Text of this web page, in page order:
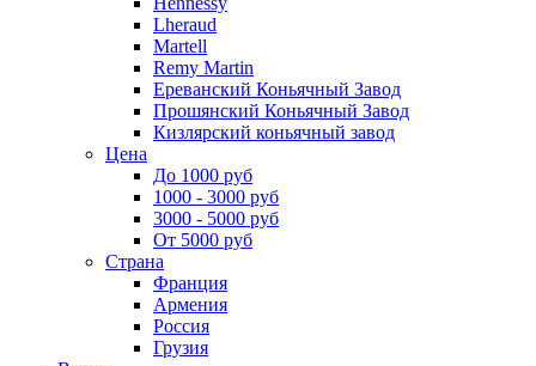
Lheraud
Martell
Remy Martin
Ереванский Коньячный Завод
Прошянский Коньячный Завод
Кизлярский коньячный завод
Цена
До 1000 руб
1000 - 3000 руб
3000 - 5000 руб
От 5000 руб
Страна
Франция
Армения
Россия
Грузия